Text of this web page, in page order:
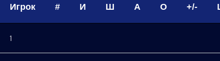
Игрок # И Ш А О +/-
1